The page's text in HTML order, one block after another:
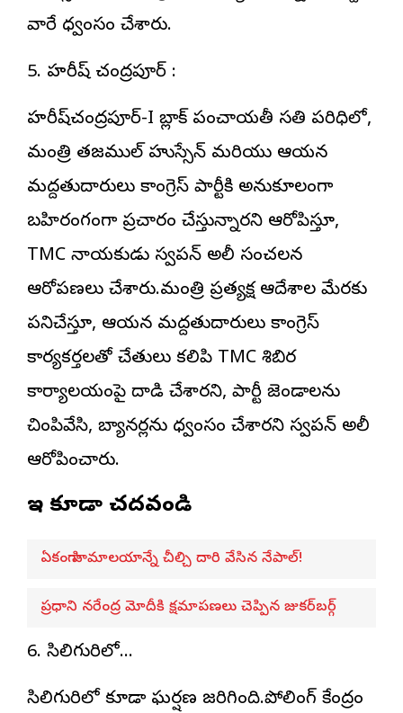
వారే ధ్వంసం చేశారు.
5. హరీష్ చంద్రపూర్ :
హరీష్‌చంద్రపూర్-I బ్లాక్ పంచాయతీ సమితి పరిధిలో,
మంత్రి తజముల్ హుస్సేన్ మరియు ఆయన
మద్దతుదారులు కాంగ్రెస్ పార్టీకి అనుకూలంగా
బహిరంగంగా ప్రచారం చేస్తున్నారని ఆరోపిస్తూ,
TMC నాయకుడు స్వపన్ అలీ సంచలన
ఆరోపణలు చేశారు.మంత్రి ప్రత్యక్ష ఆదేశాల మేరకు
పనిచేస్తూ, ఆయన మద్దతుదారులు కాంగ్రెస్
కార్యకర్తలతో చేతులు కలిపి TMC శిబిర
కార్యాలయంపై దాడి చేశారని, పార్టీ జెండాలను
చింపివేసి, బ్యానర్లను ధ్వంసం చేశారని స్వపన్ అలీ
ఆరోపించారు.
ఇవి కూడా చదవండి
ఏకంగా హిమాలయాన్నే చీల్చి దారి వేసిన నేపాల్!
ప్రధాని నరేంద్ర మోదీకి క్షమాపణలు చెప్పిన జుకర్‌బర్గ్
6. సిలిగురిలో…
సిలిగురిలో కూడా ఘర్షణ జరిగింది.పోలింగ్ కేంద్రం